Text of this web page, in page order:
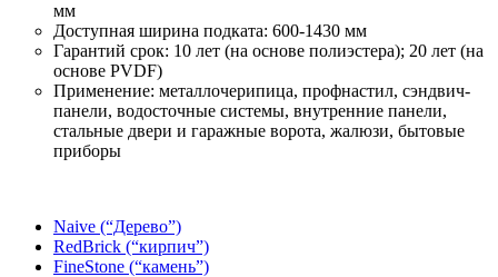
мм
Доступная ширина подката: 600-1430 мм
Гарантий срок: 10 лет (на основе полиэстера); 20 лет (на
основе PVDF)
Применение: металлочерипица, профнастил, сэндвич-
панели, водосточные системы, внутренние панели,
стальные двери и гаражные ворота, жалюзи, бытовые
приборы
Naive (“Дерево”)
RedBrick (“кирпич”)
FineStone (“камень”)